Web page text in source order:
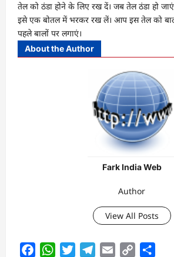
तेल को ठंडा होने के लिए रख दें। जब तेल ठंडा हो
इसे एक बोतल में भरकर रख लें। आप इस तेल को
पहले बालों पर लगाएं।
About the Author
Fark India Web
Author
View All Posts
FacebookWhatsAppTwitterTelegram
Email
Copy